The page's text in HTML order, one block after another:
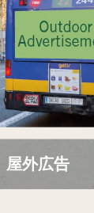
屋外広告